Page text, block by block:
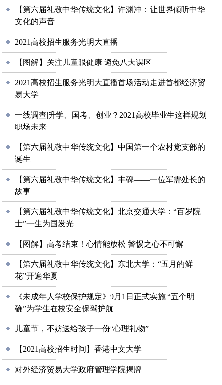
【第六届礼敬中华传统文化】许渊冲：让世界倾听中华
文化的声音
2021高校招生服务光明大直播
【图解】关注儿童眼健康 避免八大误区
2021高校招生服务光明大直播首场活动走进首都经济贸
易大学
一线调查|升学、国考、创业？2021高校毕业生这样规划
职场未来
【第六届礼敬中华传统文化】中国第一个农村党支部的
诞生
【第六届礼敬中华传统文化】丰碑——一位军需处长的
故事
【第六届礼敬中华传统文化】北京交通大学：“百岁院
士”一生为国发光
【图解】高考结束！心情能放松 警惕之心不可懈
【第六届礼敬中华传统文化】东北大学：“五月的鲜
花”开遍华夏
《未成年人学校保护规定》9月1日正式实施 “五个明
确”为学生在校安全保驾护航
儿童节，不妨送给孩子一份“心理礼物”
【2021高校招生时间】香港中文大学
对外经济贸易大学政府管理学院揭牌